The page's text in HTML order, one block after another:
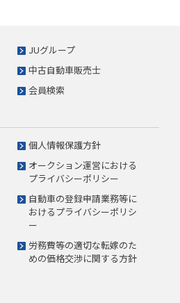
JUグループ
中古自動車販売士
会員検索
個人情報保護方針
オークション運営における
プライバシーポリシー
自動車の登録申請業務等に
おけるプライバシーポリシ
ー
労務費等の適切な転嫁のた
めの価格交渉に関する方針